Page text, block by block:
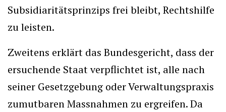
Subsidiaritätsprinzips frei bleibt, Rechtshilfe
zu leisten.
Zweitens erklärt das Bundesgericht, dass der
ersuchende Staat verpflichtet ist, alle nach
seiner Gesetzgebung oder Verwaltungspraxis
zumutbaren Massnahmen zu ergreifen. Da